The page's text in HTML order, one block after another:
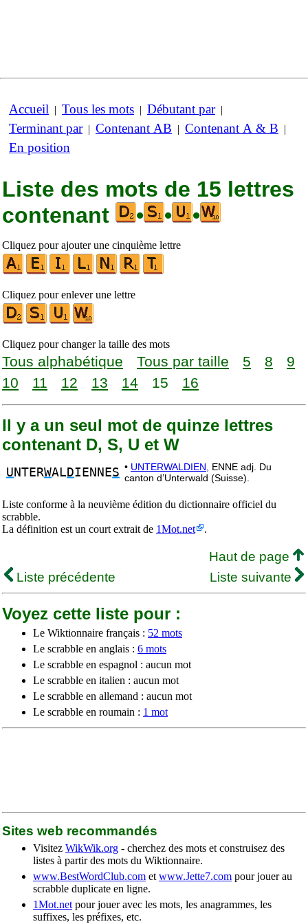
Accueil | Tous les mots | Débutant par|
Terminant par| Contenant AB | Contenant A & B |
En position
Liste des mots de 15 lettres
contenant
• • •
Cliquez pour ajouter une cinquième lettre
Cliquez pour enlever une lettre
Cliquez pour changer la taille des mots
Tous alphabétique Tous par taille 5 8
9
10
11 12 13 14 15 16
Il y a un seul mot de quinze lettres
contenant D, S, U et W
U NTERWAL DIENNES • UNTERWALDIEN,
ENNE adj. Du
canton d’Unterwald (Suisse).
Liste conforme à la neuvième édition du dictionnaire officiel du
scrabble.
La définition est un court extrait de 1Mot.net .
Haut de page
Liste précédente
Liste suivante
Voyez cette liste pour :
Le Wiktionnaire français : 52 mots
Le scrabble en anglais : 6 mots
Le scrabble en espagnol : aucun mot
Le scrabble en italien : aucun mot
Le scrabble en allemand : aucun mot
Le scrabble en roumain : 1 mot
Sites web recommandés
Visitez WikWik.org - cherchez des mots et construisez des
listes à partir des mots du Wiktionnaire.
www.BestWordClub.com et www.Jette7.com pour jouer au
scrabble duplicate en ligne.
1Mot.net pour jouer avec les mots, les anagrammes, les
suffixes, les préfixes, etc.